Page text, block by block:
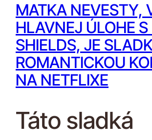
MATKA NEVESTY,
HLAVNEJ ÚLOHE S
SHIELDS, JE
ROMANTICKOU
NA NETFLIXE
Táto sladká